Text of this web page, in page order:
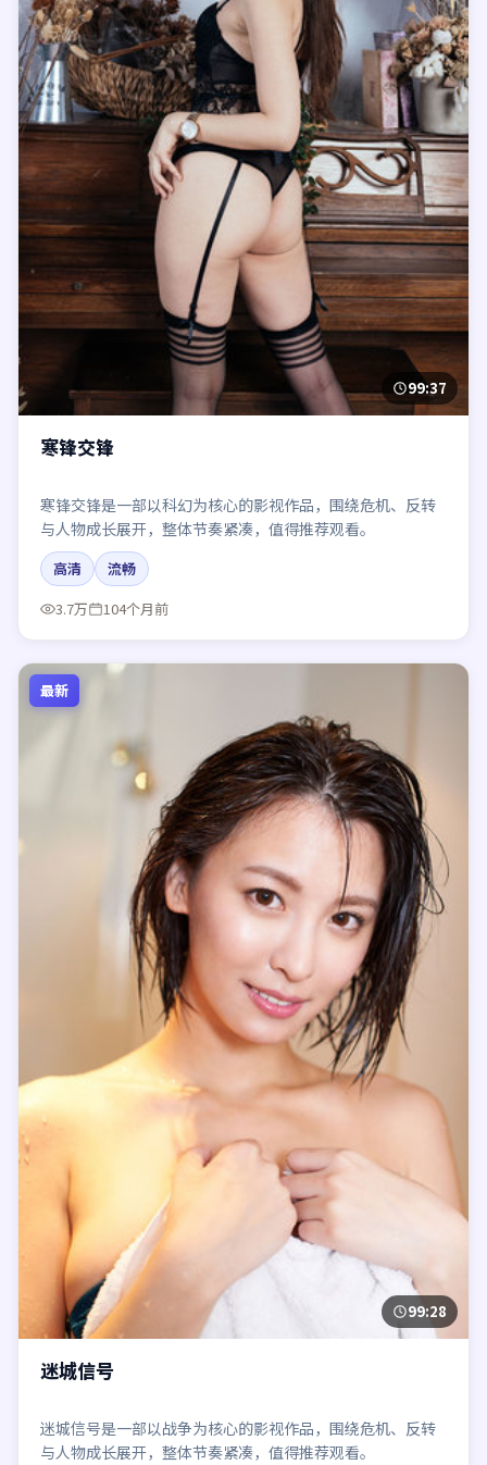
99:37
寒锋交锋
寒锋交锋是一部以科幻为核心的影视作品，围绕危机、反转
与人物成长展开，整体节奏紧凑，值得推荐观看。
高清
流畅
3.7万
104个月前
最新
99:28
迷城信号
迷城信号是一部以战争为核心的影视作品，围绕危机、反转
与人物成长展开，整体节奏紧凑，值得推荐观看。